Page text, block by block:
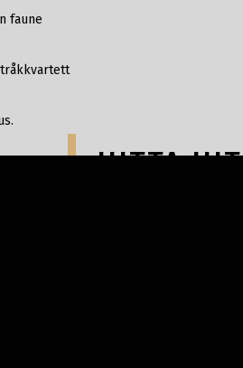
faune
HITTA HIT